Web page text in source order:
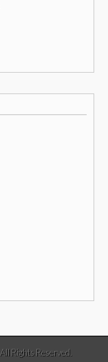
. All Rights Reserved.